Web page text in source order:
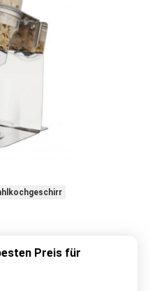
Preis für